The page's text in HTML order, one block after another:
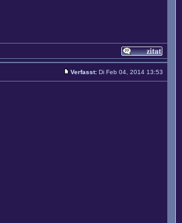
Verfasst: Di Feb 04, 2014 13:53